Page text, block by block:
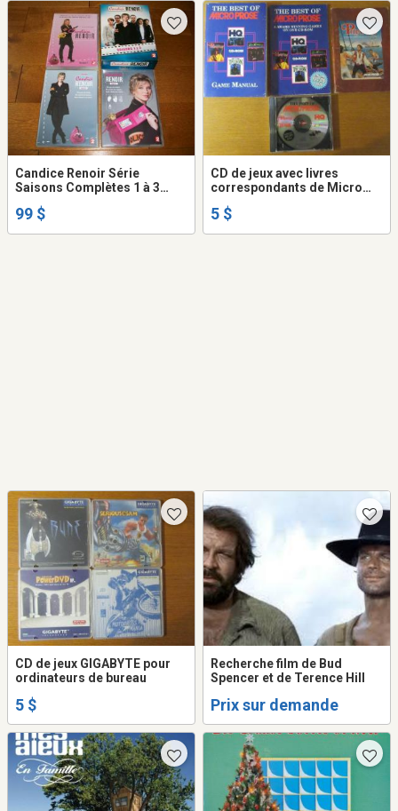
Candice Renoir Série
Saisons Complètes 1 à 3
Région 2 - Formats 16:9 + 4:3
99 $
CD de jeux avec livres
correspondants de Micro
5 $
CD de jeux GIGABYTE pour
ordinateurs de bureau
5 $
Recherche film de Bud
Spencer et de Terence Hill
Prix sur demande